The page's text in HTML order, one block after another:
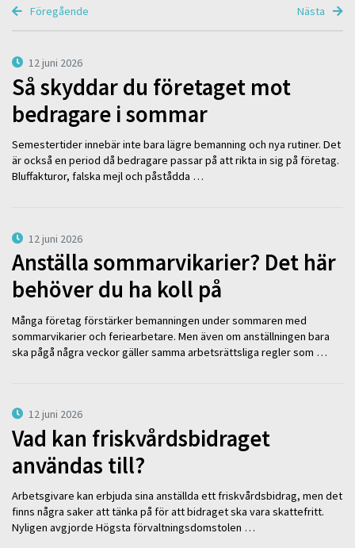
Föregående Nästa
12 juni 2026
Så skyddar du företaget mot
bedragare i sommar
Semestertider innebär inte bara lägre bemanning och nya rutiner. Det
är också en period då bedragare passar på att rikta in sig på företag.
Bluffakturor, falska mejl och påstådda …
12 juni 2026
Anställa sommarvikarier? Det här
behöver du ha koll på
Många företag förstärker bemanningen under sommaren med
sommarvikarier och feriearbetare. Men även om anställningen bara
ska pågå några veckor gäller samma arbetsrättsliga regler som …
12 juni 2026
Vad kan friskvårdsbidraget
användas till?
Arbetsgivare kan erbjuda sina anställda ett friskvårdsbidrag, men det
finns några saker att tänka på för att bidraget ska vara skattefritt.
Nyligen avgjorde Högsta förvaltningsdomstolen …